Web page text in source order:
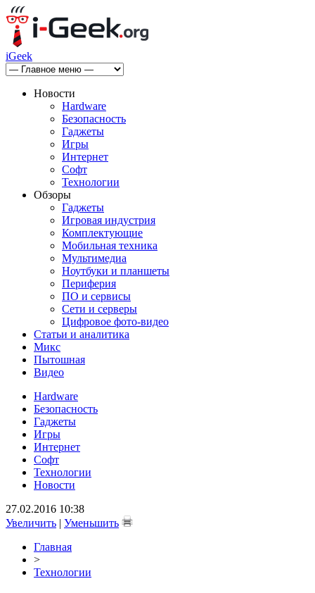
iGeek
Новости
Hardware
Безопасность
Гаджеты
Игры
Интернет
Софт
Технологии
Обзоры
Гаджеты
Игровая индустрия
Комплектующие
Мобильная техника
Мультимедиа
Ноутбуки и планшеты
Периферия
ПО и сервисы
Сети и серверы
Цифровое фото-видео
Статьи и аналитика
Микс
Пытошная
Видео
Hardware
Безопасность
Гаджеты
Игры
Интернет
Софт
Технологии
Новости
27.02.2016 10:38
Увеличить | Уменьшить
Главная
>
Технологии